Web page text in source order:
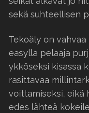
sekä suhteellisen
Tekoäly on vahvaa
easylla pelaaja
ykköseksi kisassa
rasittavaa
voittamiseksi, eikä
edes lähteä